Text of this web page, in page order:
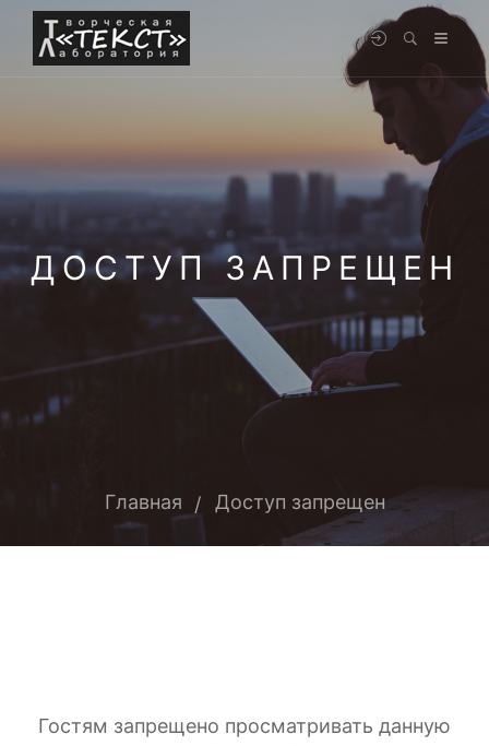
ДОСТУП ЗАПРЕЩЕН
Главная Доступ запрещен
Гостям запрещено просматривать данную